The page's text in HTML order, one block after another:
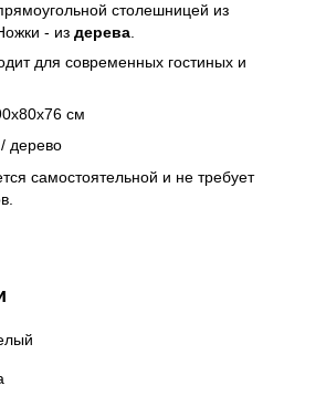
столешницей из
- из дерева
для современных гостиных и
cм
дерево
самостоятельной и не требует